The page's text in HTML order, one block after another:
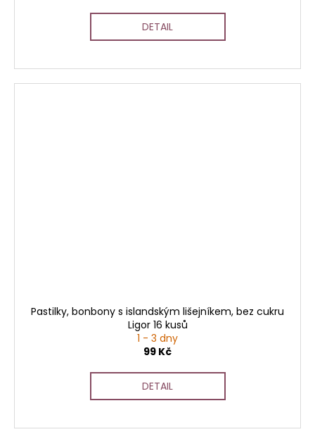
DETAIL
Pastilky, bonbony s islandským lišejníkem, bez cukru
Ligor 16 kusů
1 - 3 dny
99 Kč
DETAIL